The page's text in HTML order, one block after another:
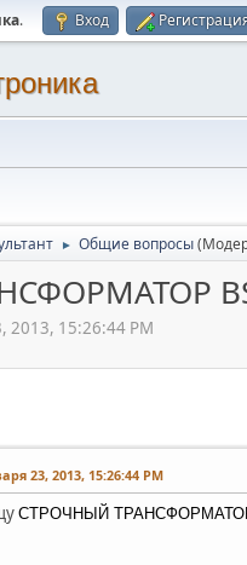
. Вход
► Общие вопросы
2013, 15:26:44 PM
23, 2013, 15:26:44 PM
СТРОЧНЫЙ ТРАНСФОРМАТОР